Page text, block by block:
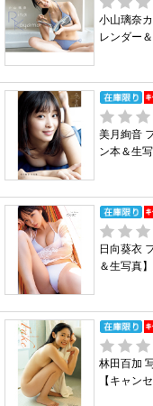
小山璃奈
レンダー
美月絢音
ン本＆生
日向葵衣
＆生写真
林田百加
【キャン